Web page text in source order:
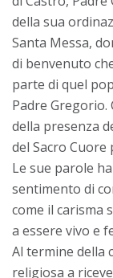
della sua
Santa Messa,
di benvenuto
parte di quel
Padre
della presenza
del Sacro
Le sue parole
sentimento di
come il carisma
a essere vivo e
Al termine della
religiosa a